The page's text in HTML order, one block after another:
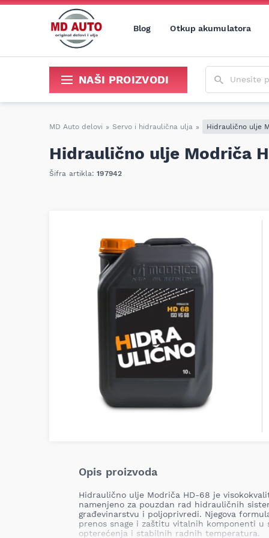
Blog Otkup akumulatora
NAŠI PROIZVODI
MD Auto delovi » Servo i hidraulična ulja » Hidraulično ulje
Hidraulično ulje Modriča
Šifra artikla:197942
Opis proizvoda
Hidraulično ulje Modriča HD-68 je
namenjeno za pouzdan rad hidrauličnih
građevinarstvu i poljoprivredi. Njegova
prenos snage i zaštitu vitalnih komponenti u
opterećenja i stabilnih radnih temperatura.